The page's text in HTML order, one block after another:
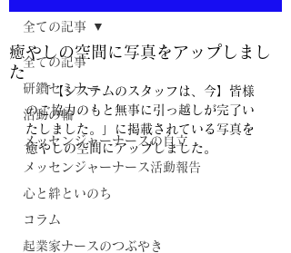
全ての記事
研鑽セミナー
活動の輪
メッセンジャーナースの自立
メッセンジャーナース活動報告
心と絆といのち
コラム
起業家ナースのつぶやき
全ての記事
癒やしの空間に写真をアップしまし
た
「【システムのスタッフは、今】皆様
のご協力のもと無事に引っ越しが完了い
たしました。」に掲載されている写真を
癒やしの空間にアップしました。